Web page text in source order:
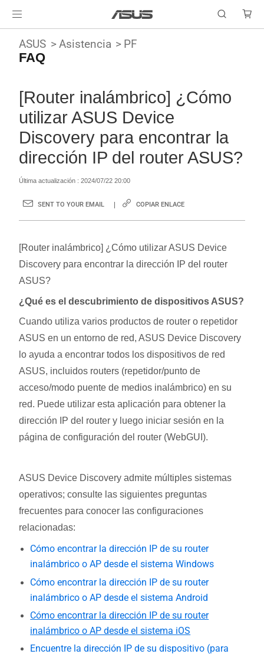
ASUS Asistencia PF
FAQ
[Router inalámbrico] ¿Cómo
utilizar ASUS Device
Discovery para encontrar la
dirección IP del router ASUS?
Última actualización : 2024/07/22 20:00
SENT TO YOUR EMAIL COPIAR ENLACE
[Router inalámbrico] ¿Cómo utilizar ASUS Device
Discovery para encontrar la dirección IP del router
ASUS?
¿Qué es el descubrimiento de dispositivos ASUS?
Cuando utiliza varios productos de router o repetidor
ASUS en un entorno de red, ASUS Device Discovery
lo ayuda a encontrar todos los dispositivos de red
ASUS, incluidos routers (repetidor/punto de
acceso/modo puente de medios inalámbrico) en su
red. Puede utilizar esta aplicación para obtener la
dirección IP del router y luego iniciar sesión en la
página de configuración del router (WebGUI).
ASUS Device Discovery admite múltiples sistemas
operativos; consulte las siguientes preguntas
frecuentes para conocer las configuraciones
relacionadas:
Cómo encontrar la dirección IP de su router
inalámbrico o AP desde el sistema Windows
Cómo encontrar la dirección IP de su router
inalámbrico o AP desde el sistema Android
Cómo encontrar la dirección IP de su router
inalámbrico o AP desde el sistema iOS
Encuentre la dirección IP de su dispositivo (para